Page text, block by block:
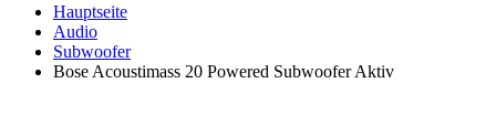
Hauptseite
Audio
Subwoofer
Bose Acoustimass 20 Powered Subwoofer Aktiv